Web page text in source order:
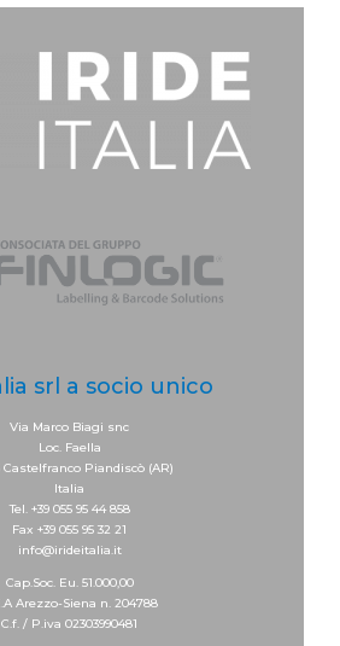
srl a socio unico
Via Marco Biagi snc
Loc. Faella
Castelfranco Piandiscò (AR)
Italia
Tel. +39 055 95 44 858
Fax +39 055 95 32 21
info@irideitalia.it
Cap.Soc. Eu. 51.000,00
Arezzo-Siena n. 204788
C.f. / P.iva 02303990481